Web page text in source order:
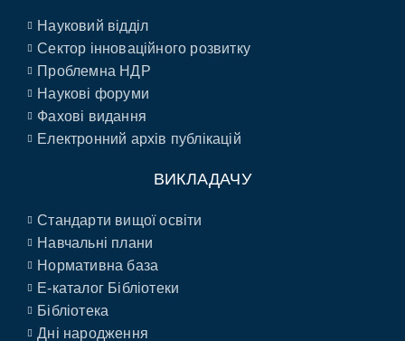
Науковий відділ
Сектор інноваційного розвитку
Проблемна НДР
Наукові форуми
Фахові видання
Електронний архів публікацій
ВИКЛАДАЧУ
Стандарти вищої освіти
Навчальні плани
Нормативна база
E-каталог Бібліотеки
Бібліотека
Дні народження